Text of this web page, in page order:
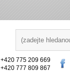
+420 775 209 669
+420 777 809 867